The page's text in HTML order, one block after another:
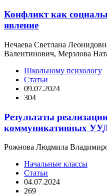
Конфликт как
явление
Нечаева Светлана
Валентинович, Мерзлова
Школьному психологу
Статьи
09.07.2024
304
Результаты
коммуникативных
Рожнова Людмила
Начальные классы
Статьи
04.07.2024
269